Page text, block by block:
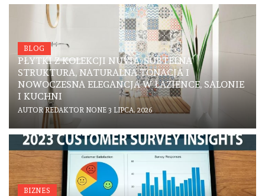
BLOG
PŁYTKI Z KOLEKCJI NUVIA: SUBTELNA
STRUKTURA, NATURALNA TONACJA I
NOWOCZESNA ELEGANCJA W ŁAZIENCE, SALONIE
I KUCHNI
AUTOR REDAKTOR NONE 3 LIPCA, 2026
BIZNES